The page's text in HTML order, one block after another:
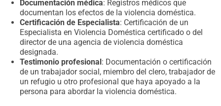
Documentación médica: Registros médicos que
documentan los efectos de la violencia doméstica.
Certificación de Especialista: Certificación de un
Especialista en Violencia Doméstica certificado o del
director de una agencia de violencia doméstica
designada.
Testimonio profesional : Documentación o certificación
de un trabajador social, miembro del clero, trabajador de
un refugio u otro profesional que haya apoyado a la
persona para abordar la violencia doméstica.